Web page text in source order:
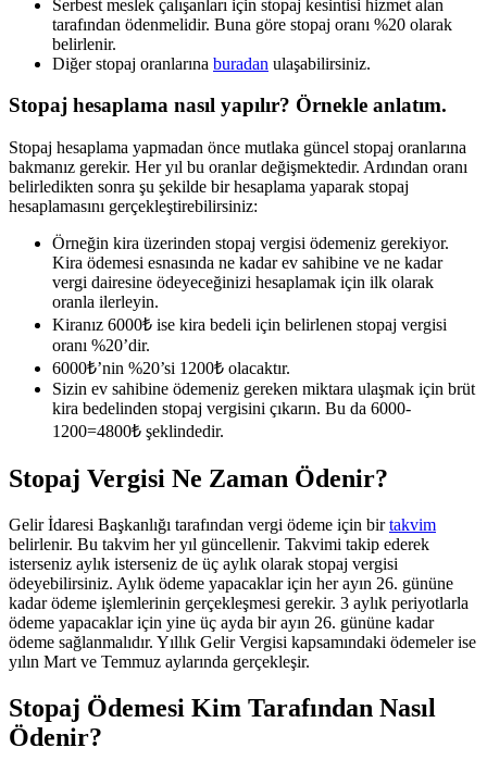
Serbest meslek çalışanları için stopaj kesintisi hizmet alan
tarafından ödenmelidir. Buna göre stopaj oranı %20 olarak
belirlenir.
Diğer stopaj oranlarına buradan ulaşabilirsiniz.
Stopaj hesaplama nasıl yapılır? Örnekle anlatım.
Stopaj hesaplama yapmadan önce mutlaka güncel stopaj oranlarına
bakmanız gerekir. Her yıl bu oranlar değişmektedir. Ardından oranı
belirledikten sonra şu şekilde bir hesaplama yaparak stopaj
hesaplamasını gerçekleştirebilirsiniz:
Örneğin kira üzerinden stopaj vergisi ödemeniz gerekiyor.
Kira ödemesi esnasında ne kadar ev sahibine ve ne kadar
vergi dairesine ödeyeceğinizi hesaplamak için ilk olarak
oranla ilerleyin.
Kiranız 6000₺ ise kira bedeli için belirlenen stopaj vergisi
oranı %20’dir.
6000₺’nin %20’si 1200₺ olacaktır.
Sizin ev sahibine ödemeniz gereken miktara ulaşmak için brüt
kira bedelinden stopaj vergisini çıkarın. Bu da 6000-
1200=4800₺ şeklindedir.
Stopaj Vergisi Ne Zaman Ödenir?
Gelir İdaresi Başkanlığı tarafından vergi ödeme için birtakvim
belirlenir. Bu takvim her yıl güncellenir. Takvimi takip ederek
isterseniz aylık isterseniz de üç aylık olarak stopaj vergisi
ödeyebilirsiniz. Aylık ödeme yapacaklar için her ayın 26. gününe
kadar ödeme işlemlerinin gerçekleşmesi gerekir. 3 aylık periyotlarla
ödeme yapacaklar için yine üç ayda bir ayın 26. gününe kadar
ödeme sağlanmalıdır. Yıllık Gelir Vergisi kapsamındaki ödemeler ise
yılın Mart ve Temmuz aylarında gerçekleşir.
Stopaj Ödemesi Kim Tarafından Nasıl
Ödenir?